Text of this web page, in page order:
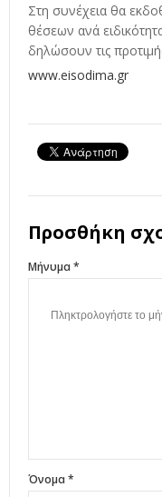
Στη συνέχεια θα
θέσεων ανά
δηλώσουν τις
www.eisodima.gr
Προσθήκη
Μήνυμα *
Όνομα *